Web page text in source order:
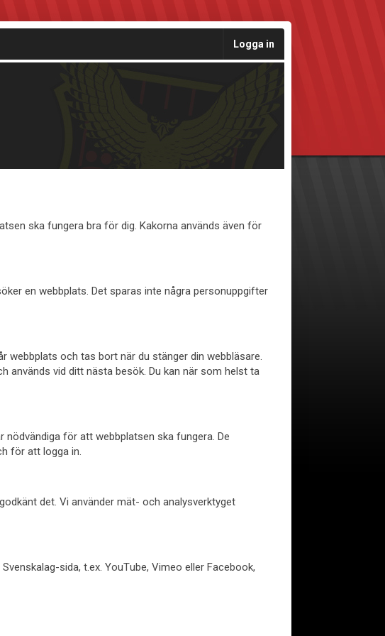
Logga in
ska fungera bra för dig. Kakorna används även för
en webbplats. Det sparas inte några personuppgifter
webbplats och tas bort när du stänger din webbläsare.
används vid ditt nästa besök. Du kan när som helst ta
för att webbplatsen ska fungera. De
för att logga in.
det. Vi använder mät- och analysverktyget
sida, t.ex. YouTube, Vimeo eller Facebook,